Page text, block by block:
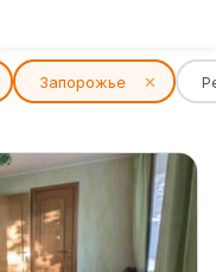
Запорожье ✕